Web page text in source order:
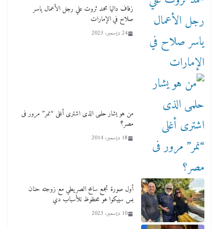
زفاف داليا محمد ثروت علي رجل الأعمال ياسر
صلاح في الإمارات
24 ديسمبر، 2023
من هو يشار حلمى الذى اشترى أغلى “نمر” مرور فى
مصر؟
18 ديسمبر، 2014
أول صورة تجمع سامح الصريطي مع زوجته حنان
بس سيبكوا هو محظوظ للأسباب دي
10 ديسمبر، 2023